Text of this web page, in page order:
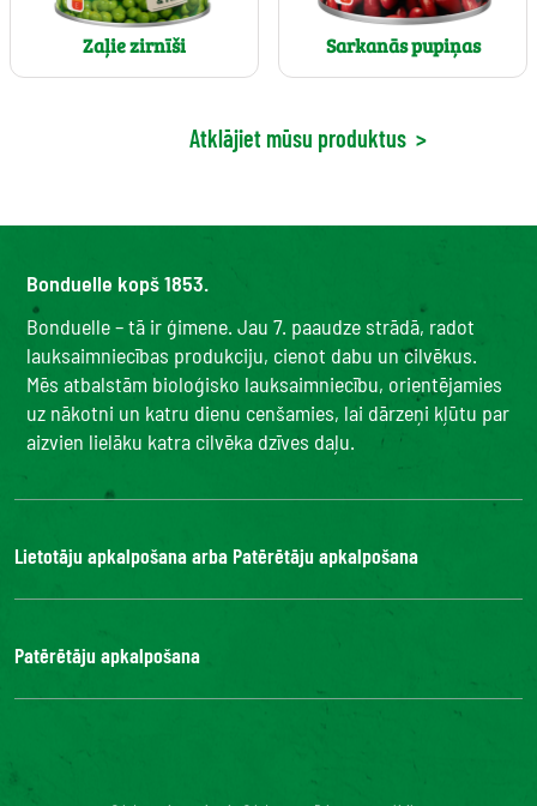
Zaļie zirnīši Sarkanās pupiņas
Atklājiet mūsu produktus >
Bonduelle kopš 1853.
Bonduelle – tā ir ģimene. Jau 7. paaudze strādā, radot
lauksaimniecības produkciju, cienot dabu un cilvēkus.
Mēs atbalstām bioloģisko lauksaimniecību, orientējamies
uz nākotni un katru dienu cenšamies, lai dārzeņi kļūtu par
aizvien lielāku katra cilvēka dzīves daļu.
Lietotāju apkalpošana arba Patērētāju apkalpošana
Bonduelle Food Service
Patērētāju apkalpošana
Kontakti
Digitālā piekļuve: nav atbilstoša